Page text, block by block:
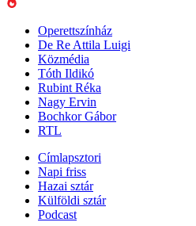
Operettszínház
De Re Attila Luigi
Közmédia
Tóth Ildikó
Rubint Réka
Nagy Ervin
Bochkor Gábor
RTL
Címlapsztori
Napi friss
Hazai sztár
Külföldi sztár
Podcast